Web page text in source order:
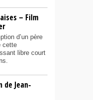
– Film
d’un père
cette
libre court
de Jean-